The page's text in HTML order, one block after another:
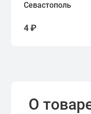
Севастополь
4 ₽
О